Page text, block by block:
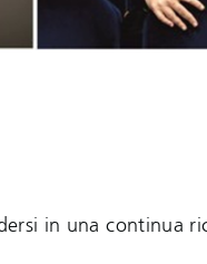
in una continua